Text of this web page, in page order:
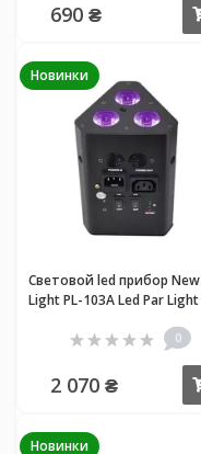
690 ₴
Новинки
Световой led прибор New
Light PL-103A Led Par Light
0
2 070 ₴
Новинки